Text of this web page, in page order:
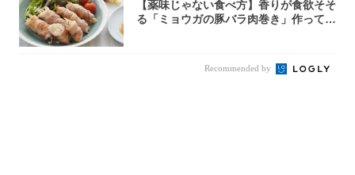
【薬味じゃない食べ方】香りが食欲そそ
る「ミョウガの豚バラ肉巻き」作ってみ
Recommended by